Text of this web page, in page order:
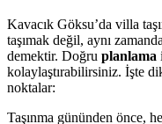
Kavacık Göksu’da villa
taşımak değil, aynı
demektir. Doğru planlama
kolaylaştırabilirsiniz. İşte
noktalar:
Taşınma gününden önce,